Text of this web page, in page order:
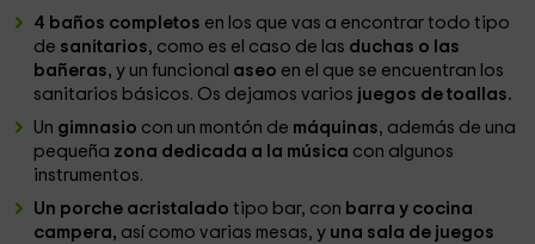
4 baños completos en los que vas a encontrar todo tipo
de sanitarios, como es el caso de las duchas o las
bañeras, y un funcional aseo en el que se encuentran los
sanitarios básicos. Os dejamos varios juegos de toallas.
Un gimnasio con un montón de máquinas, además de una
pequeña zona dedicada a la música con algunos
instrumentos.
Un porche acristalado tipo bar, con barra y cocina
campera, así como varias mesas, y una sala de juegos